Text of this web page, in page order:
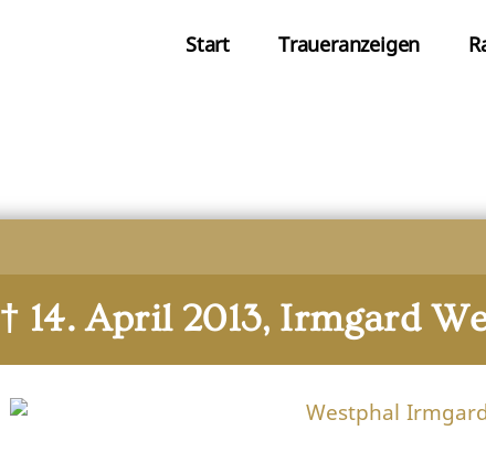
Start Traueranzeigen
† 14. April 2013, Irmgard